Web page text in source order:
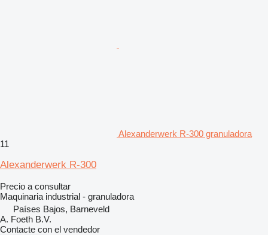
Alexanderwerk R-300 granuladora
11
Alexanderwerk R-300
Precio a consultar
Maquinaria industrial - granuladora
Países Bajos, Barneveld
A. Foeth B.V.
Contacte con el vendedor